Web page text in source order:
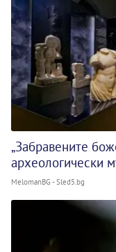
„Забравените
археологически
MelomanBG - Sled5.bg